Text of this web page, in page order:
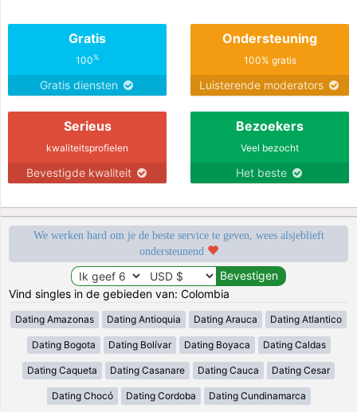
Gratis
100%
Gratis diensten
Ondersteuning
100% gratis
Luisterende moderators
Serieus
kwaliteitsprofielen
Bevestigde kwaliteit
Bezoekers
Veel bezocht
Het beste
We werken hard om je de beste service te geven, wees alsjeblieft
ondersteunend
Vind singles in de gebieden van: Colombia
Dating Amazonas Dating Antioquia Dating Arauca Dating Atlantico
Dating Bogota Dating Bolívar Dating Boyaca Dating Caldas
Dating Caqueta Dating Casanare Dating Cauca Dating Cesar
Dating Chocó Dating Cordoba Dating Cundinamarca